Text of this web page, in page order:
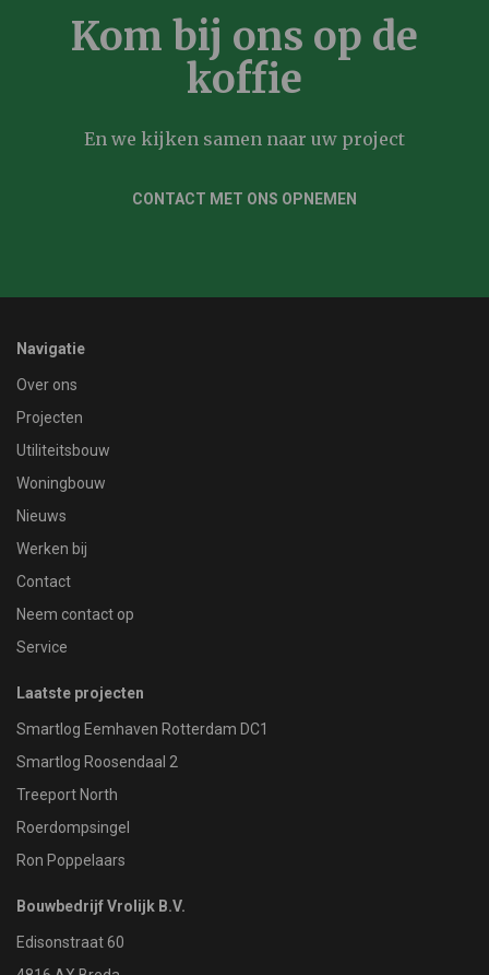
Kom bij ons op de
koffie
En we kijken samen naar uw project
CONTACT MET ONS OPNEMEN
Navigatie
Over ons
Projecten
Utiliteitsbouw
Woningbouw
Nieuws
Werken bij
Contact
Neem contact op
Service
Laatste projecten
Smartlog Eemhaven Rotterdam DC1
Smartlog Roosendaal 2
Treeport North
Roerdompsingel
Ron Poppelaars
Bouwbedrijf Vrolijk B.V.
Edisonstraat 60